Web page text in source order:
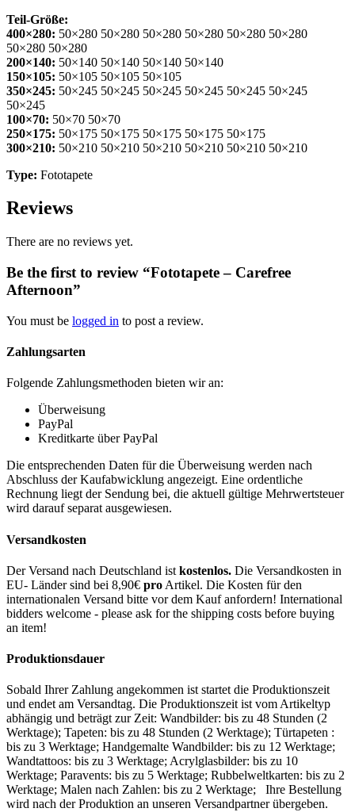
Teil-Größe:
400×280: 50×280 50×280 50×280 50×280 50×280 50×280
50×280 50×280
200×140: 50×140 50×140 50×140 50×140
150×105: 50×105 50×105 50×105
350×245: 50×245 50×245 50×245 50×245 50×245 50×245
50×245
100×70: 50×70 50×70
250×175: 50×175 50×175 50×175 50×175 50×175
300×210: 50×210 50×210 50×210 50×210 50×210 50×210
Type: Fototapete
Reviews
There are no reviews yet.
Be the first to review “Fototapete – Carefree
Afternoon”
You must be logged in to post a review.
Zahlungsarten
Folgende Zahlungsmethoden bieten wir an:
Überweisung
PayPal
Kreditkarte über PayPal
Die entsprechenden Daten für die Überweisung werden nach
Abschluss der Kaufabwicklung angezeigt. Eine ordentliche
Rechnung liegt der Sendung bei, die aktuell gültige Mehrwertsteuer
wird darauf separat ausgewiesen.
Versandkosten
Der Versand nach Deutschland ist kostenlos. Die Versandkosten in
EU- Länder sind bei 8,90€ pro Artikel. Die Kosten für den
internationalen Versand bitte vor dem Kauf anfordern! International
bidders welcome - please ask for the shipping costs before buying
an item!
Produktionsdauer
Sobald Ihrer Zahlung angekommen ist startet die Produktionszeit
und endet am Versandtag. Die Produktionszeit ist vom Artikeltyp
abhängig und beträgt zur Zeit: Wandbilder: bis zu 48 Stunden (2
Werktage); Tapeten: bis zu 48 Stunden (2 Werktage); Türtapeten :
bis zu 3 Werktage; Handgemalte Wandbilder: bis zu 12 Werktage;
Wandtattoos: bis zu 3 Werktage; Acrylglasbilder: bis zu 10
Werktage; Paravents: bis zu 5 Werktage; Rubbelweltkarten: bis zu 2
Werktage; Malen nach Zahlen: bis zu 2 Werktage; Ihre Bestellung
wird nach der Produktion an unseren Versandpartner übergeben.